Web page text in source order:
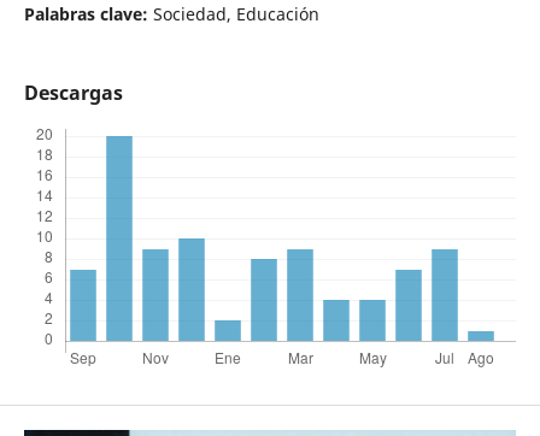
Palabras clave: Sociedad, Educación
Descargas